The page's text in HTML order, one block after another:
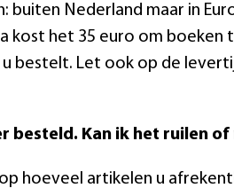
buiten Nederland maar in
kost het 35 euro om boeken
bestelt. Let ook op de
besteld. Kan ik het ruilen
hoeveel artikelen u